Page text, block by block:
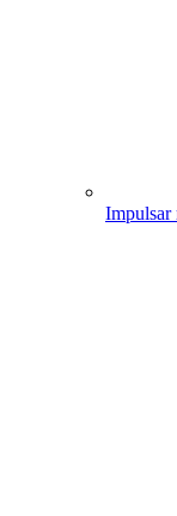
Impulsar